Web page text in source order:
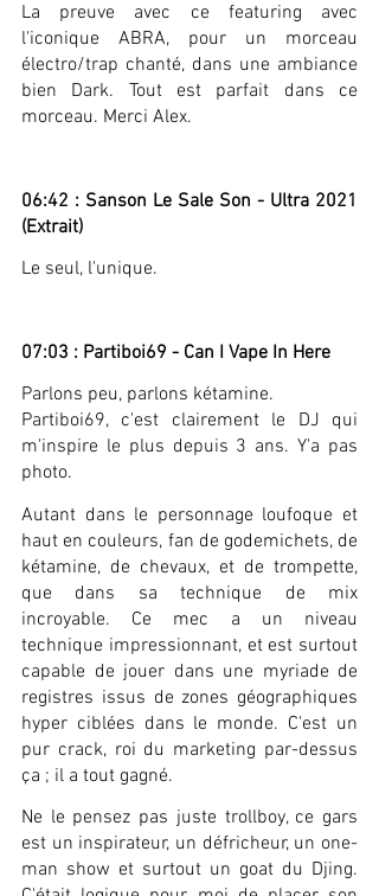
La preuve avec ce featuring avec
l'iconique ABRA, pour un morceau
électro/trap chanté, dans une ambiance
bien Dark. Tout est parfait dans ce
morceau. Merci Alex.
06:42 : Sanson Le Sale Son - Ultra 2021
(Extrait)
Le seul, l'unique.
07:03 : Partiboi69 - Can I Vape In Here
Parlons peu, parlons kétamine.
Partiboi69, c'est clairement le DJ qui
m'inspire le plus depuis 3 ans. Y'a pas
photo.
Autant dans le personnage loufoque et
haut en couleurs, fan de godemichets, de
kétamine, de chevaux, et de trompette,
que dans sa technique de mix
incroyable. Ce mec a un niveau
technique impressionnant, et est surtout
capable de jouer dans une myriade de
registres issus de zones géographiques
hyper ciblées dans le monde. C'est un
pur crack, roi du marketing par-dessus
ça ; il a tout gagné.
Ne le pensez pas juste trollboy, ce gars
est un inspirateur, un défricheur, un one-
man show et surtout un goat du Djing.